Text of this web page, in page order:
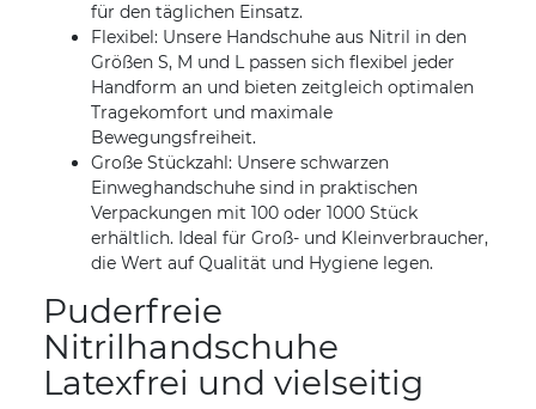
für den täglichen Einsatz.
Flexibel: Unsere Handschuhe aus Nitril in den
Größen S, M und L passen sich flexibel jeder
Handform an und bieten zeitgleich optimalen
Tragekomfort und maximale
Bewegungsfreiheit.
Große Stückzahl: Unsere schwarzen
Einweghandschuhe sind in praktischen
Verpackungen mit 100 oder 1000 Stück
erhältlich. Ideal für Groß- und Kleinverbraucher,
die Wert auf Qualität und Hygiene legen.
Puderfreie
Nitrilhandschuhe 
Latexfrei und vielseitig